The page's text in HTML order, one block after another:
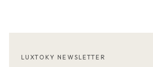
LUXTOKY NEWSLETTER